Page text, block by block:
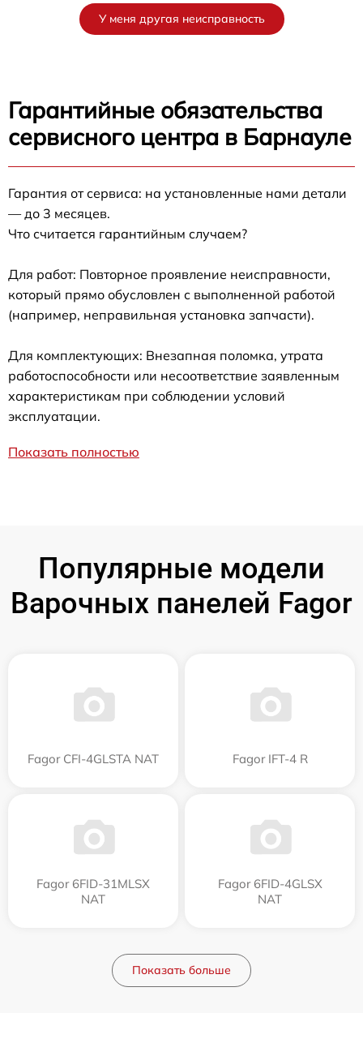
У меня другая неисправность
Гарантийные обязательства
сервисного центра в Барнауле
Гарантия от сервиса: на установленные нами детали
— до 3 месяцев.
Что считается гарантийным случаем?
Для работ: Повторное проявление неисправности,
который прямо обусловлен с выполненной работой
(например, неправильная установка запчасти).
Для комплектующих: Внезапная поломка, утрата
работоспособности или несоответствие заявленным
характеристикам при соблюдении условий
эксплуатации.
Показать полностью
Популярные модели
Варочных панелей Fagor
Fagor CFI-4GLSTA NAT Fagor IFT-4 R
Fagor 6FID-31MLSX
NAT
Fagor 6FID-4GLSX
NAT
Показать больше